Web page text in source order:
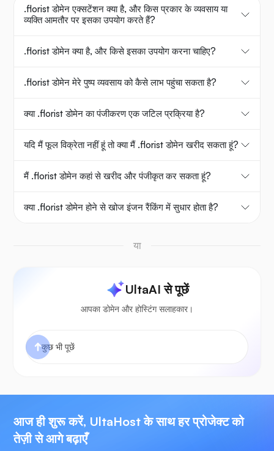
.florist डोमेन एक्सटेंशन क्या है, और किस प्रकार के व्यवसाय या
व्यक्ति आमतौर पर इसका उपयोग करते हैं?
.florist डोमेन क्या है, और किसे इसका उपयोग करना चाहिए?
.florist डोमेन मेरे पुष्प व्यवसाय को कैसे लाभ पहुंचा सकता है?
क्या .florist डोमेन का पंजीकरण एक जटिल प्रक्रिया है?
यदि मैं फूल विक्रेता नहीं हूं तो क्या मैं .florist डोमेन खरीद सकता हूं?
मैं .florist डोमेन कहां से खरीद और पंजीकृत कर सकता हूं?
क्या .florist डोमेन होने से खोज इंजन रैंकिंग में सुधार होता है?
या
UltaAI से पूछें
आपका डोमेन और होस्टिंग सलाहकार।
आज ही शुरू करें, UltaHost के साथ हर प्रोजेक्ट को
तेज़ी से आगे बढ़ाएँ